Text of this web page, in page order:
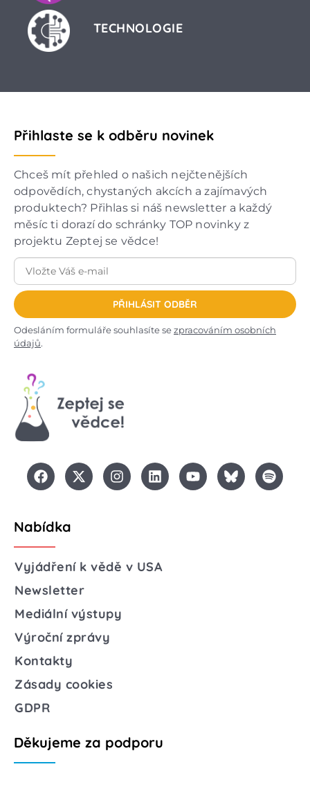
TECHNOLOGIE
Přihlaste se k odběru novinek
Chceš mít přehled o našich nejčtenějších
odpovědích, chystaných akcích a zajímavých
produktech? Přihlas si náš newsletter a každý
měsíc ti dorazí do schránky TOP novinky z
projektu Zeptej se vědce!
PŘIHLÁSIT ODBĚR
Odesláním formuláře souhlasíte sezpracováním osobních
údajů.
Nabídka
Vyjádření k vědě v USA
Newsletter
Mediální výstupy
Výroční zprávy
Kontakty
Zásady cookies
GDPR
Děkujeme za podporu